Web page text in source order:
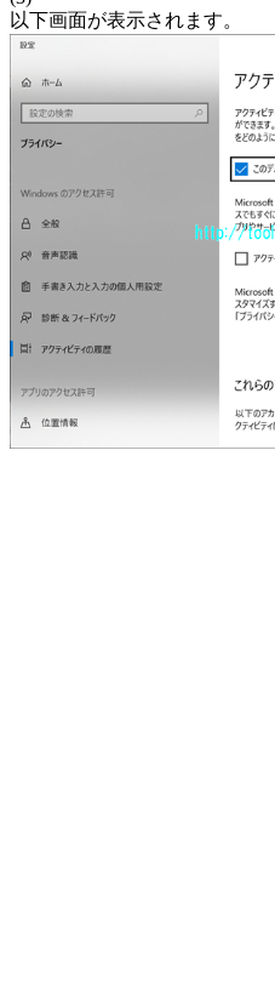
以下画面が表示されます。